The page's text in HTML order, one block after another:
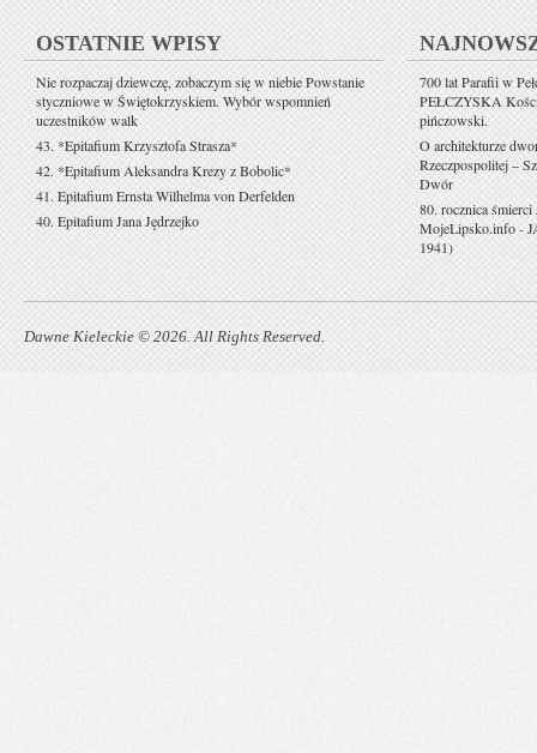
OSTATNIE WPISY
Nie rozpaczaj dziewczę, zobaczym się w niebie Powstanie
styczniowe w Świętokrzyskiem. Wybór wspomnień
uczestników walk
43. *Epitafium Krzysztofa Strasza*
42. *Epitafium Aleksandra Krezy z Bobolic*
41. Epitafium Ernsta Wilhelma von Derfelden
40. Epitafium Jana Jędrzejko
700 lat Parafii w
PEŁCZYSKA
pińczowski.
O architekturze
Rzeczpospolitej –
Dwór
80. rocznica
MojeLipsko.info-
1941)
Dawne Kieleckie © 2026. All Rights Reserved.